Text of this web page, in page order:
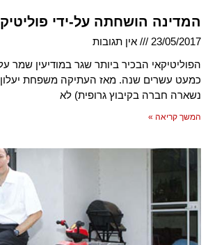
המדינה הושחתה על-ידי
23/05/2017
אין תגובות
הפוליטיקאי הבכיר ביותר שגר במודיעין שמר
כמעט עשרים שנה. מאז העתיקה משפחת יעלון
נשארה חברה בקיבוץ גרופית) לא
המשך קריאה »